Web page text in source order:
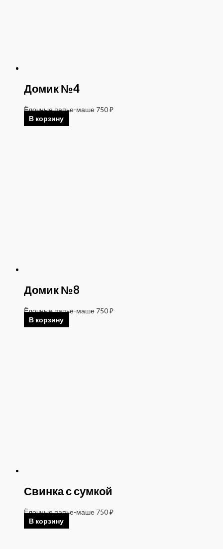
Домик №4
Ёлочные папье-маше 750₽
В корзину
Домик №8
Ёлочные папье-маше 750₽
В корзину
Свинка с сумкой
Ёлочные папье-маше 750₽
В корзину